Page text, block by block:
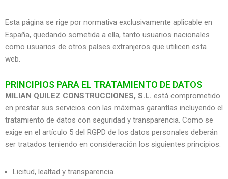
Esta página se rige por normativa exclusivamente aplicable en
España, quedando sometida a ella, tanto usuarios nacionales
como usuarios de otros países extranjeros que utilicen esta
web.
PRINCIPIOS PARA EL TRATAMIENTO DE DATOS
MILIAN QUILEZ CONSTRUCCIONES, S.L. está comprometido
en prestar sus servicios con las máximas garantías incluyendo el
tratamiento de datos con seguridad y transparencia. Como se
exige en el artículo 5 del RGPD de los datos personales deberán
ser tratados teniendo en consideración los siguientes principios:
Licitud, lealtad y transparencia.